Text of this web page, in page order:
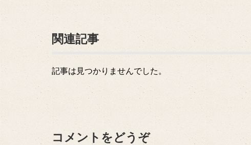
関連記事
記事は見つかりませんでした。
コメントをどうぞ